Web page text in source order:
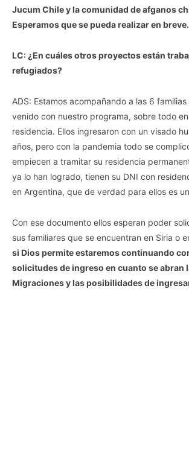
Jucum Chile y la comunidad de afganos
Esperamos que se pueda realizar en breve.
LC: ¿En cuáles otros proyectos están
refugiados?
ADS: Estamos acompañando a las 6
venido con nuestro programa, sobre todo
residencia. Ellos ingresaron con un visado
años, pero con la pandemia todo se
empiecen a tramitar su residencia
ya lo han logrado, tienen su DNI con
en Argentina, que de verdad para ellos es
Con ese documento ellos esperan poder
sus familiares que se encuentran en Siria o
si Dios permite estaremos continuando
solicitudes de ingreso en cuanto se abran
Migraciones y las posibilidades de